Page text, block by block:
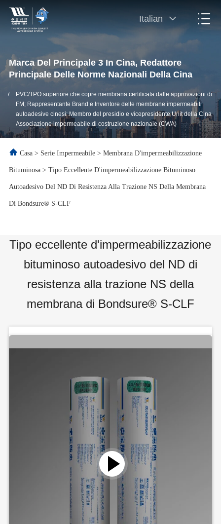
Italian
Marca Del Principale 3 In Cina, Redattore
Principale Delle Norme Nazionali Della Cina
/
PVC/TPO superiore che copre membrana certificata dalle approvazioni di
FM; Rappresentante Brand e Inventore delle membrane impermeabili
autoadesive cinesi; Membro del presidio e vicepresidente Unit della Cina
Associazione impermeabile di costruzione nazionale (CWA)
Casa > Serie Impermeabile > Membrana D'impermeabilizzazione
Bituminosa > Tipo Eccellente D'impermeabilizzazione Bituminoso
Autoadesivo Del ND Di Resistenza Alla Trazione NS Della Membrana
Di Bondsure® S-CLF
Tipo eccellente d'impermeabilizzazione
bituminoso autoadesivo del ND di
resistenza alla trazione NS della
membrana di Bondsure® S-CLF